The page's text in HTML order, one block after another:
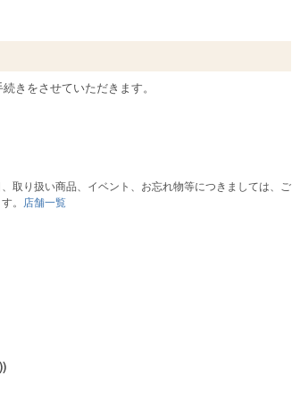
きをさせていただきます。
取り扱い商品、イベント、お忘れ物等につきましては、ご
。
店舗一覧